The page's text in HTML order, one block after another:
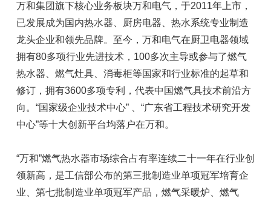
万和集团旗下核心业务板块万和电气，于2011年上市，
已发展成为国内热水器、厨房电器、热水系统专业制造
龙头企业和领先品牌。至今，万和电气在厨卫电器领域
拥有80多项行业先进技术，100多次主导或参与了燃气
热水器、燃气灶具、消毒柜等国家和行业标准的起草和
修订，拥有3600多项专利，代表中国燃气具技术前沿方
向。“国家级企业技术中心” 、“广东省工程技术研究开发
中心”等十大创新平台均落户在万和。
“万和”燃气热水器市场综合占有率连续二十一年在行业创
领新高，是工信部公布的第三批制造业单项冠军培育企
业、第七批制造业单项冠军产品，燃气采暖炉、燃气